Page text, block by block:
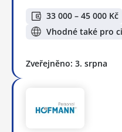
33 000 – 45 000 Kč
Vhodné také pro
Zveřejněno: 3. srpna